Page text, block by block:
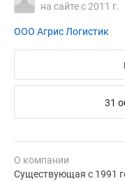
на сайте с 2011 г.
ООО Агрис Логистик
31
О компании
Существующая с 1991